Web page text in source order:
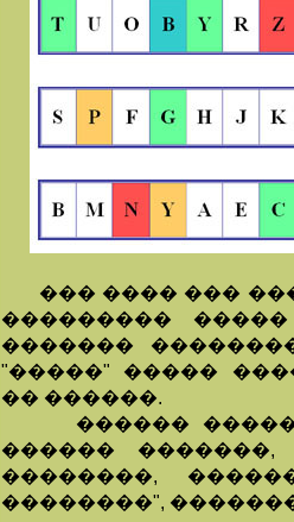
��� ���� ���
���������
�������
"�����" �����
�� ������.
������
������
��������,
��������",